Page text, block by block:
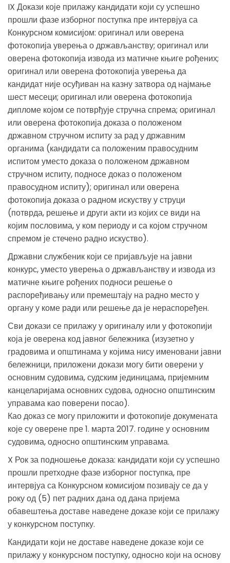
IX Докази које прилажу кандидати који су успешно
прошли фазе изборног поступка пре интервјуа са
Конкурсном комисијом: оригинал или оверена
фотокопија уверења о држављанству; оригинал или
оверена фотокопија извода из матичне књиге рођених;
оригинал или оверена фотокопија уверења да
кандидат није осуђиван на казну затвора од најмање
шест месеци; оригинал или оверена фотокопија
дипломе којом се потврђује стручна спрема; оригинал
или оверена фотокопија доказа о положеном
државном стручном испиту за рад у државним
органима (кандидати са положеним правосудним
испитом уместо доказа о положеном државном
стручном испиту, подносе доказ о положеном
правосудном испиту); оригинал или оверена
фотокопија доказа о радном искуству у струци
(потврда, решење и други акти из којих се види на
којим пословима, у ком периоду и са којом стручном
спремом је стечено радно искуство).
Државни службеник који се пријављује на јавни
конкурс, уместо уверења о држављанству и извода из
матичне књиге рођених подноси решење о
распоређивању или премештају на радно место у
органу у коме ради или решење да је нераспоређен.
Сви докази се прилажу у оригиналу или у фотокопији
која је оверена код јавног бележника (изузетно у
градовима и општинама у којима нису именовани јавни
бележници, приложени докази могу бити оверени у
основним судовима, судским јединицама, пријемним
канцеларијама основних судова, односно општинским
управама као поверени посао).
Као доказ се могу приложити и фотокопије докумената
које су оверене пре 1. марта 2017. године у основним
судовима, односно општинским управама.
X Рок за подношење доказа: кандидати који су успешно
прошли претходне фазе изборног поступка, пре
интервјуа са Конкурсном комисијом позивају се да у
року од (5) пет радних дана од дана пријема
обавештења доставе наведене доказе који се прилажу
у конкурсном поступку.
Кандидати који не доставе наведене доказе који се
прилажу у конкурсном поступку, односно који на основу